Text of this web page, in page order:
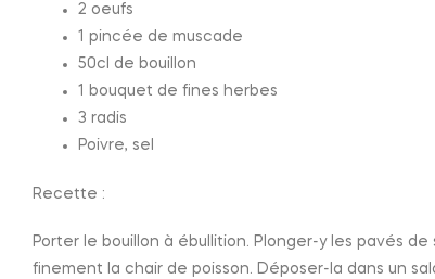
2 oeufs
1 pincée de muscade
50cl de bouillon
1 bouquet de fines herbes
3 radis
Poivre, sel
Recette :
Porter le bouillon à ébullition. Plonger-y les pavés
finement la chair de poisson. Déposer-la dans un